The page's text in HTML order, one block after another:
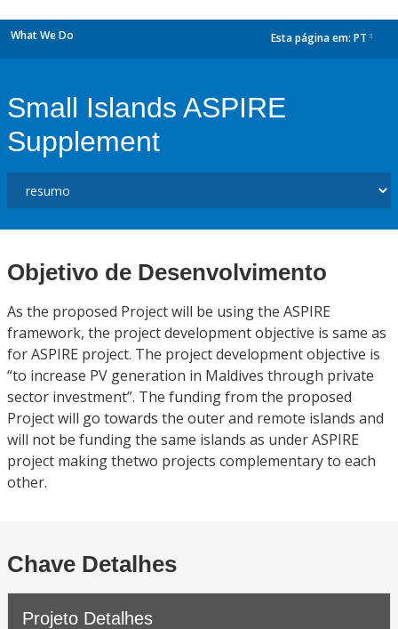
What We Do Esta página em: PT
Small Islands ASPIRE
Supplement
Objetivo de Desenvolvimento
As the proposed Project will be using the ASPIRE
framework, the project development objective is same as
for ASPIRE project. The project development objective is
“to increase PV generation in Maldives through private
sector investment”. The funding from the proposed
Project will go towards the outer and remote islands and
will not be funding the same islands as under ASPIRE
project making thetwo projects complementary to each
other.
Chave Detalhes
Projeto Detalhes